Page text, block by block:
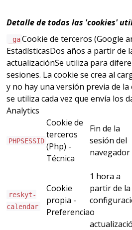
Detalle de todas las 'cookies'
_ga Cookie de terceros (Google
EstadísticasDos años a partir de
actualizaciónSe utiliza para
sesiones. La cookie se crea al
y no hay una versión previa de la
se utiliza cada vez que envía los
Analytics
PHPSESSID
Cookie de
terceros
(Php) -
Técnica
Fin de la
sesión del
navegador
reskyt-
calendar
Cookie
propia -
Preferencia
1 hora a
partir de la
o